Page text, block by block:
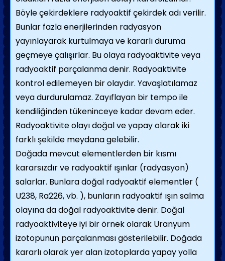
Böyle çekirdeklere radyoaktif çekirdek adı verilir.
Bunlar fazla enerjilerinden radyasyon
yayınlayarak kurtulmaya ve kararlı duruma
geçmeye çalışırlar. Bu olaya radyoaktivite veya
radyoaktif parçalanma denir. Radyoaktivite
kontrol edilemeyen bir olaydır. Yavaşlatılamaz
veya durdurulamaz. Zayıflayan bir tempo ile
kendiliğinden tükeninceye kadar devam eder.
Radyoaktivite olayı doğal ve yapay olarak iki
farklı şekilde meydana gelebilir.
Doğada mevcut elementlerden bir kısmı
kararsızdır ve radyoaktif ışınlar (radyasyon)
salarlar. Bunlara doğal radyoaktif elementler (
U238, Ra226, vb. ), bunların radyoaktif ışın salma
olayına da doğal radyoaktivite denir. Doğal
radyoaktiviteye iyi bir örnek olarak Uranyum
izotopunun parçalanması gösterilebilir. Doğada
kararlı olarak yer alan izotoplarda yapay yolla